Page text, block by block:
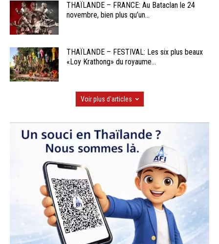
THAÏLANDE – FRANCE: Au Bataclan le 24
novembre, bien plus qu’un...
THAÏLANDE – FESTIVAL: Les six plus beaux
«Loy Krathong» du royaume...
Voir plus d'articles